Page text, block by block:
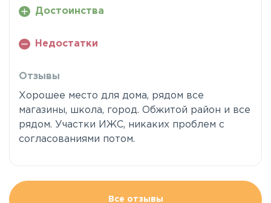
Достоинства
Недостатки
Отзывы
Хорошее место для дома, рядом все
магазины, школа, город. Обжитой район и все
рядом. Участки ИЖС, никаких проблем с
согласованиями потом.
Все отзывы